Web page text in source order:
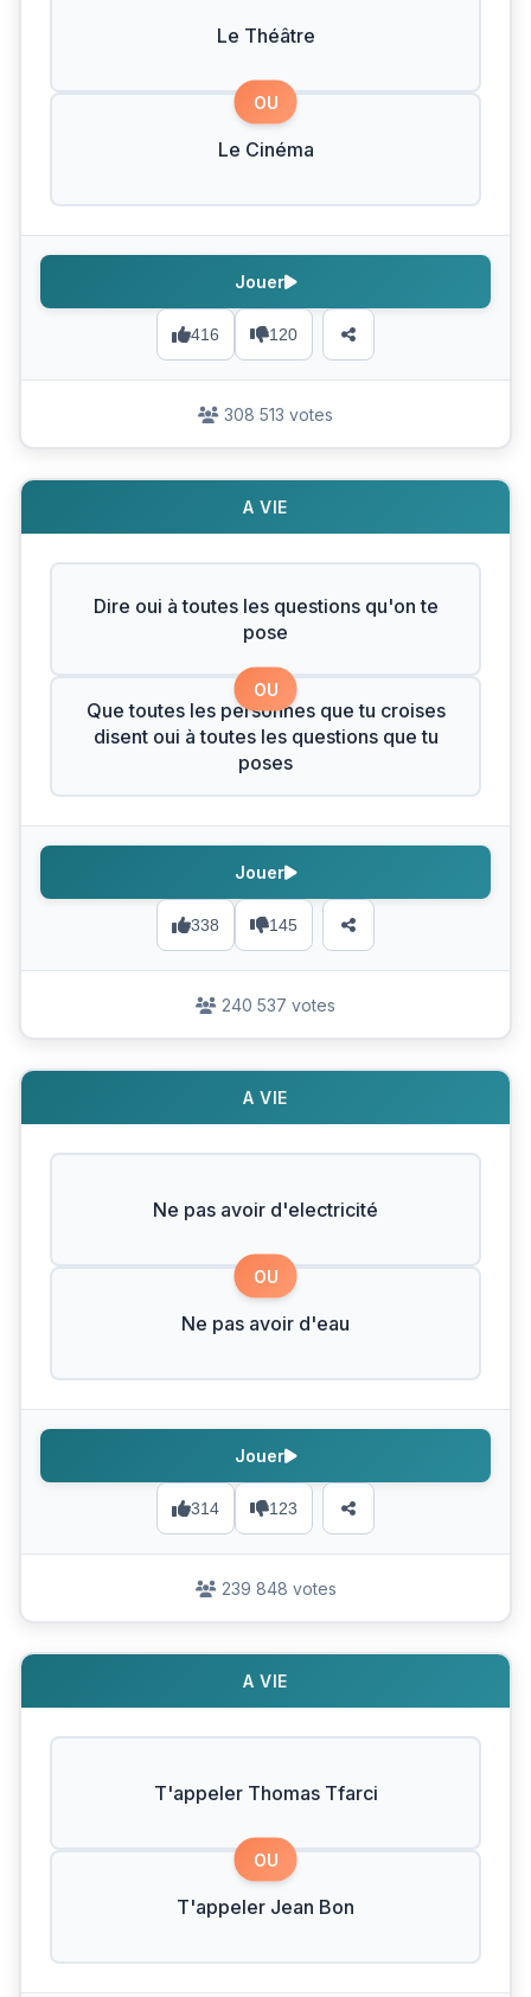
Le Théâtre
OU
Le Cinéma
416 120
Jouer
308 513 votes
A VIE
Dire oui à toutes les questions qu'on te
pose
OU
Que toutes les personnes que tu croises
disent oui à toutes les questions que tu
poses
338 145
Jouer
240 537 votes
A VIE
Ne pas avoir d'electricité
OU
Ne pas avoir d'eau
314 123
Jouer
239 848 votes
A VIE
T'appeler Thomas Tfarci
OU
T'appeler Jean Bon